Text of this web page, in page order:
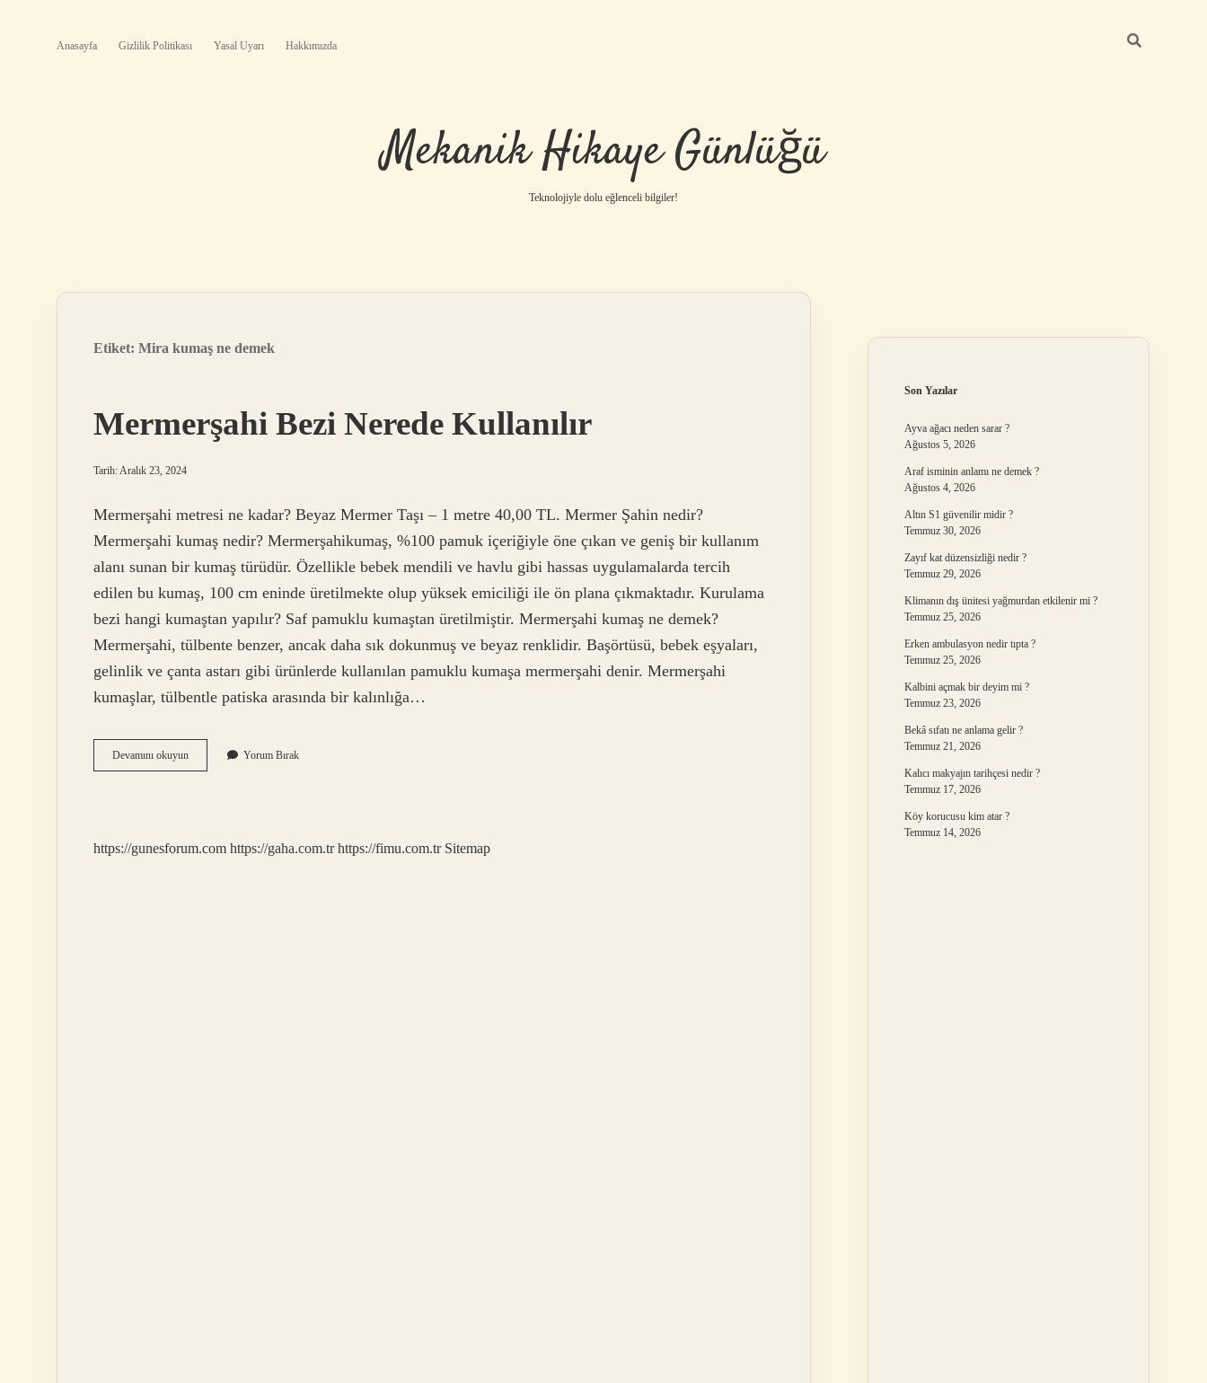
Anasayfa Gizlilik Politikası Yasal Uyarı Hakkımızda
Mekanik Hikaye Günlüğü
Teknolojiyle dolu eğlenceli bilgiler!
Etiket: Mira kumaş ne demek
Mermerşahi Bezi Nerede Kullanılır
Tarih: Aralık 23, 2024
Mermerşahi metresi ne kadar? Beyaz Mermer Taşı – 1 metre 40,00 TL. Mermer Şahin nedir?
Mermerşahi kumaş nedir? Mermerşahikumaş, %100 pamuk içeriğiyle öne çıkan ve geniş bir kullanım
alanı sunan bir kumaş türüdür. Özellikle bebek mendili ve havlu gibi hassas uygulamalarda tercih
edilen bu kumaş, 100 cm eninde üretilmekte olup yüksek emiciliği ile ön plana çıkmaktadır. Kurulama
bezi hangi kumaştan yapılır? Saf pamuklu kumaştan üretilmiştir. Mermerşahi kumaş ne demek?
Mermerşahi, tülbente benzer, ancak daha sık dokunmuş ve beyaz renklidir. Başörtüsü, bebek eşyaları,
gelinlik ve çanta astarı gibi ürünlerde kullanılan pamuklu kumaşa mermerşahi denir. Mermerşahi
kumaşlar, tülbentle patiska arasında bir kalınlığa…
Devamını okuyunMermerşahi
Bezi
Yorum Bırak
https://gunesforum.com https://gaha.com.tr https://fimu.com.tr Sitemap
Son Yazılar
Ayva ağacı neden sarar ?
Ağustos 5, 2026
Araf isminin anlamı ne demek ?
Ağustos 4, 2026
Altın S1 güvenilir midir ?
Temmuz 30, 2026
Zayıf kat düzensizliği nedir ?
Temmuz 29, 2026
Klimanın dış ünitesi yağmurdan etkilenir mi ?
Temmuz 25, 2026
Erken ambulasyon nedir tıpta ?
Temmuz 25, 2026
Kalbini açmak bir deyim mi ?
Temmuz 23, 2026
Bekâ sıfatı ne anlama gelir ?
Temmuz 21, 2026
Kalıcı makyajın tarihçesi nedir ?
Temmuz 17, 2026
Köy korucusu kim atar ?
Temmuz 14, 2026